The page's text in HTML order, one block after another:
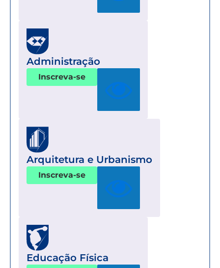
Administração
Inscreva-se
Arquitetura e Urbanismo
Inscreva-se
Educação Física